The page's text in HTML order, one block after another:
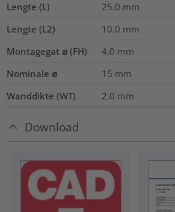
Lengte (L) 25.0 mm
Lengte (L2)
10.0 mm
Montagegat ⌀ (FH)
4.0 mm
Nominale ⌀
15 mm
Wanddikte (WT)
2.0 mm
Download